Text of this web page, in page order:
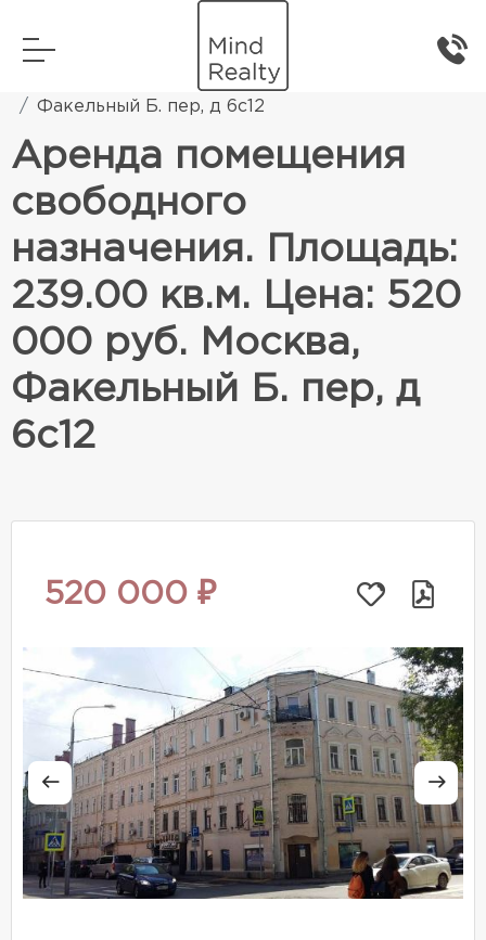
Коммерческая недвижимость
Факельный Б. пер, д 6с12
Аренда помещения
свободного
назначения. Площадь:
239.00 кв.м. Цена: 520
000 руб. Москва,
Факельный Б. пер, д
6с12
520 000 ₽